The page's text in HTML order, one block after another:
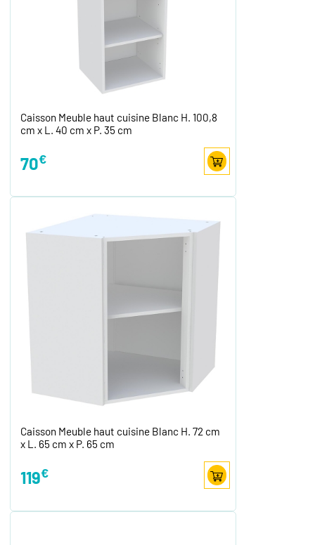
Caisson Meuble haut cuisine Blanc H. 100,8
cm x L. 40 cm x P. 35 cm
70€
Caisson Meuble haut cuisine Blanc H. 72 cm
x L. 65 cm x P. 65 cm
119€